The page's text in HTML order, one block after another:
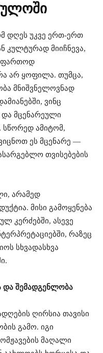
დღეს უკვე ერთ-ერთ
კულტურად მიიჩნევა,
ფართოდ
არ ყოფილა. თუმცა,
მნიშვნელოვნად
ვინც
და მცენარეული
სწორედ ამიტომ,
ეს მცენარე —
თვისებების
არამედ
მისი გამოყენება
კერძებში, ასევე
რაზეც
სხვადასხვა
და შემადგენლობა
ღირსია თავისი
გამო. იგი
მაღალი